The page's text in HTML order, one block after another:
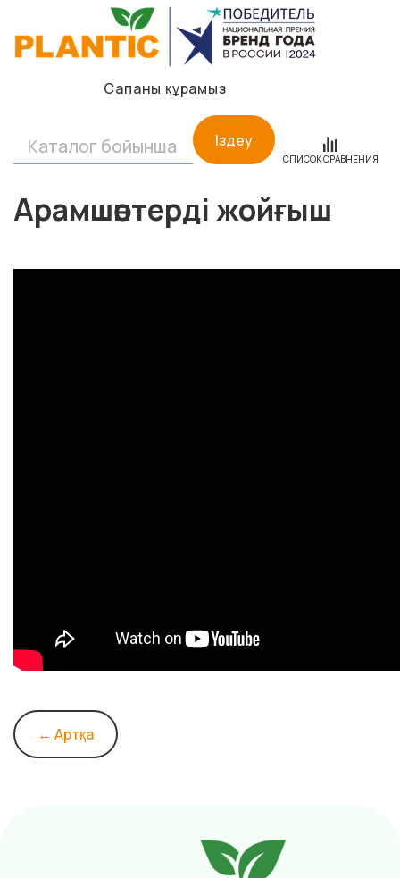
Сапаны құрамыз
Іздеу
СПИСОК СРАВНЕНИЯ
Арамшөптерді жойғыш
← Артқа